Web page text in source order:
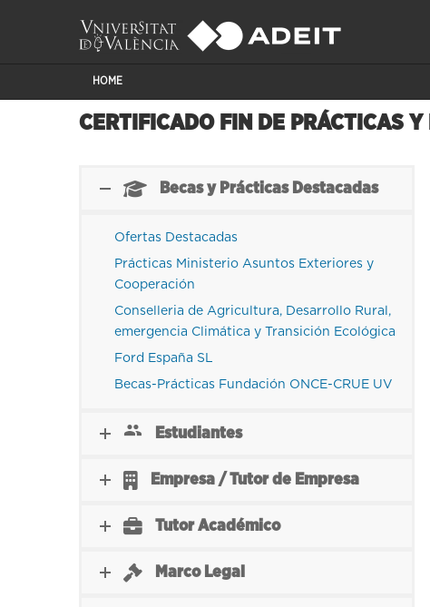
HOME
CERTIFICADO FIN DE PRÁCTICAS
Becas y Prácticas Destacadas
Ofertas Destacadas
Prácticas Ministerio Asuntos Exteriores y
Cooperación
Conselleria de Agricultura, Desarrollo Rural,
emergencia Climática y Transición Ecológica
Ford España SL
Becas-Prácticas Fundación ONCE-CRUE UV
Estudiantes
Empresa / Tutor de Empresa
Tutor Académico
Marco Legal